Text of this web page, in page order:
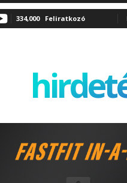
334,000 Feliratkozó